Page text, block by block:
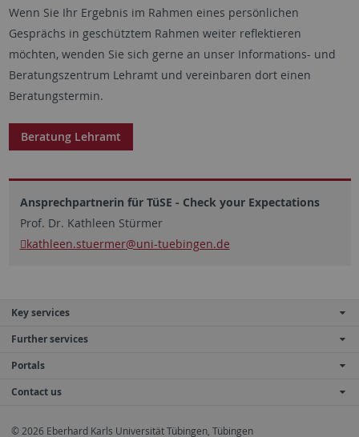
Wenn Sie Ihr Ergebnis im Rahmen eines persönlichen
Gesprächs in geschütztem Rahmen weiter reflektieren
möchten, wenden Sie sich gerne an unser Informations- und
Beratungszentrum Lehramt und vereinbaren dort einen
Beratungstermin.
Beratung Lehramt
Ansprechpartnerin für TüSE - Check your Expectations
Prof. Dr. Kathleen Stürmer
kathleen.stuermer@uni-tuebingen.de
Key services
Further services
Portals
Contact us
© 2026 Eberhard Karls Universität Tübingen, Tübingen